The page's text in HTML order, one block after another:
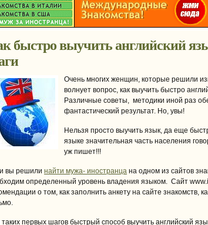
быстро выучить английский
Очень многих женщин, которые решили
волнует вопрос, как выучить быстро
Различные советы, методики иной раз
фантастический результат. Но, увы!
Нельзя просто выучить язык, да еще
языке значительная часть населения
уж пишет!!!
вы решили найти мужа- иностранца на одном из сайтов
определенный уровень владения языком. Сайт
о том, как заполнить анкету на сайте знакомств,
первых шагов быстрый способ выучить английский